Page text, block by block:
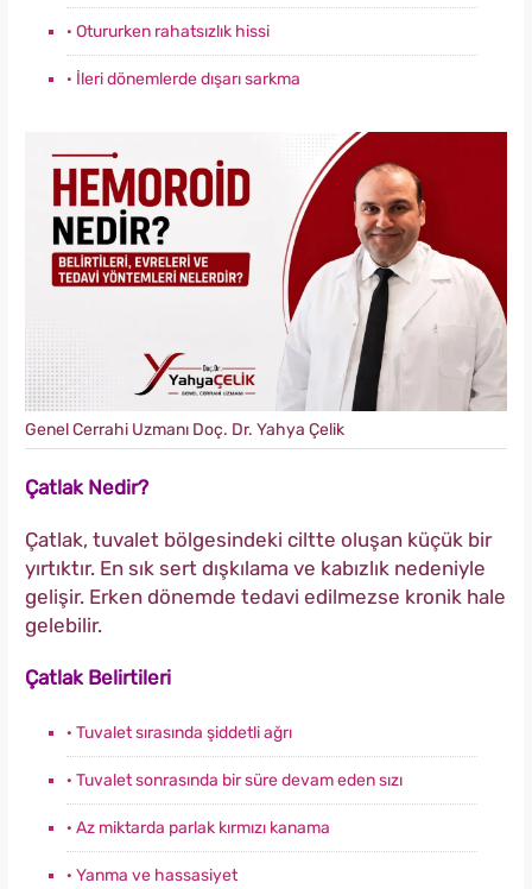
· Otururken rahatsızlık hissi
· İleri dönemlerde dışarı sarkma
Genel Cerrahi Uzmanı Doç. Dr. Yahya Çelik
Çatlak Nedir?
Çatlak, tuvalet bölgesindeki ciltte oluşan küçük bir
yırtıktır. En sık sert dışkılama ve kabızlık nedeniyle
gelişir. Erken dönemde tedavi edilmezse kronik hale
gelebilir.
Çatlak Belirtileri
· Tuvalet sırasında şiddetli ağrı
· Tuvalet sonrasında bir süre devam eden sızı
· Az miktarda parlak kırmızı kanama
· Yanma ve hassasiyet